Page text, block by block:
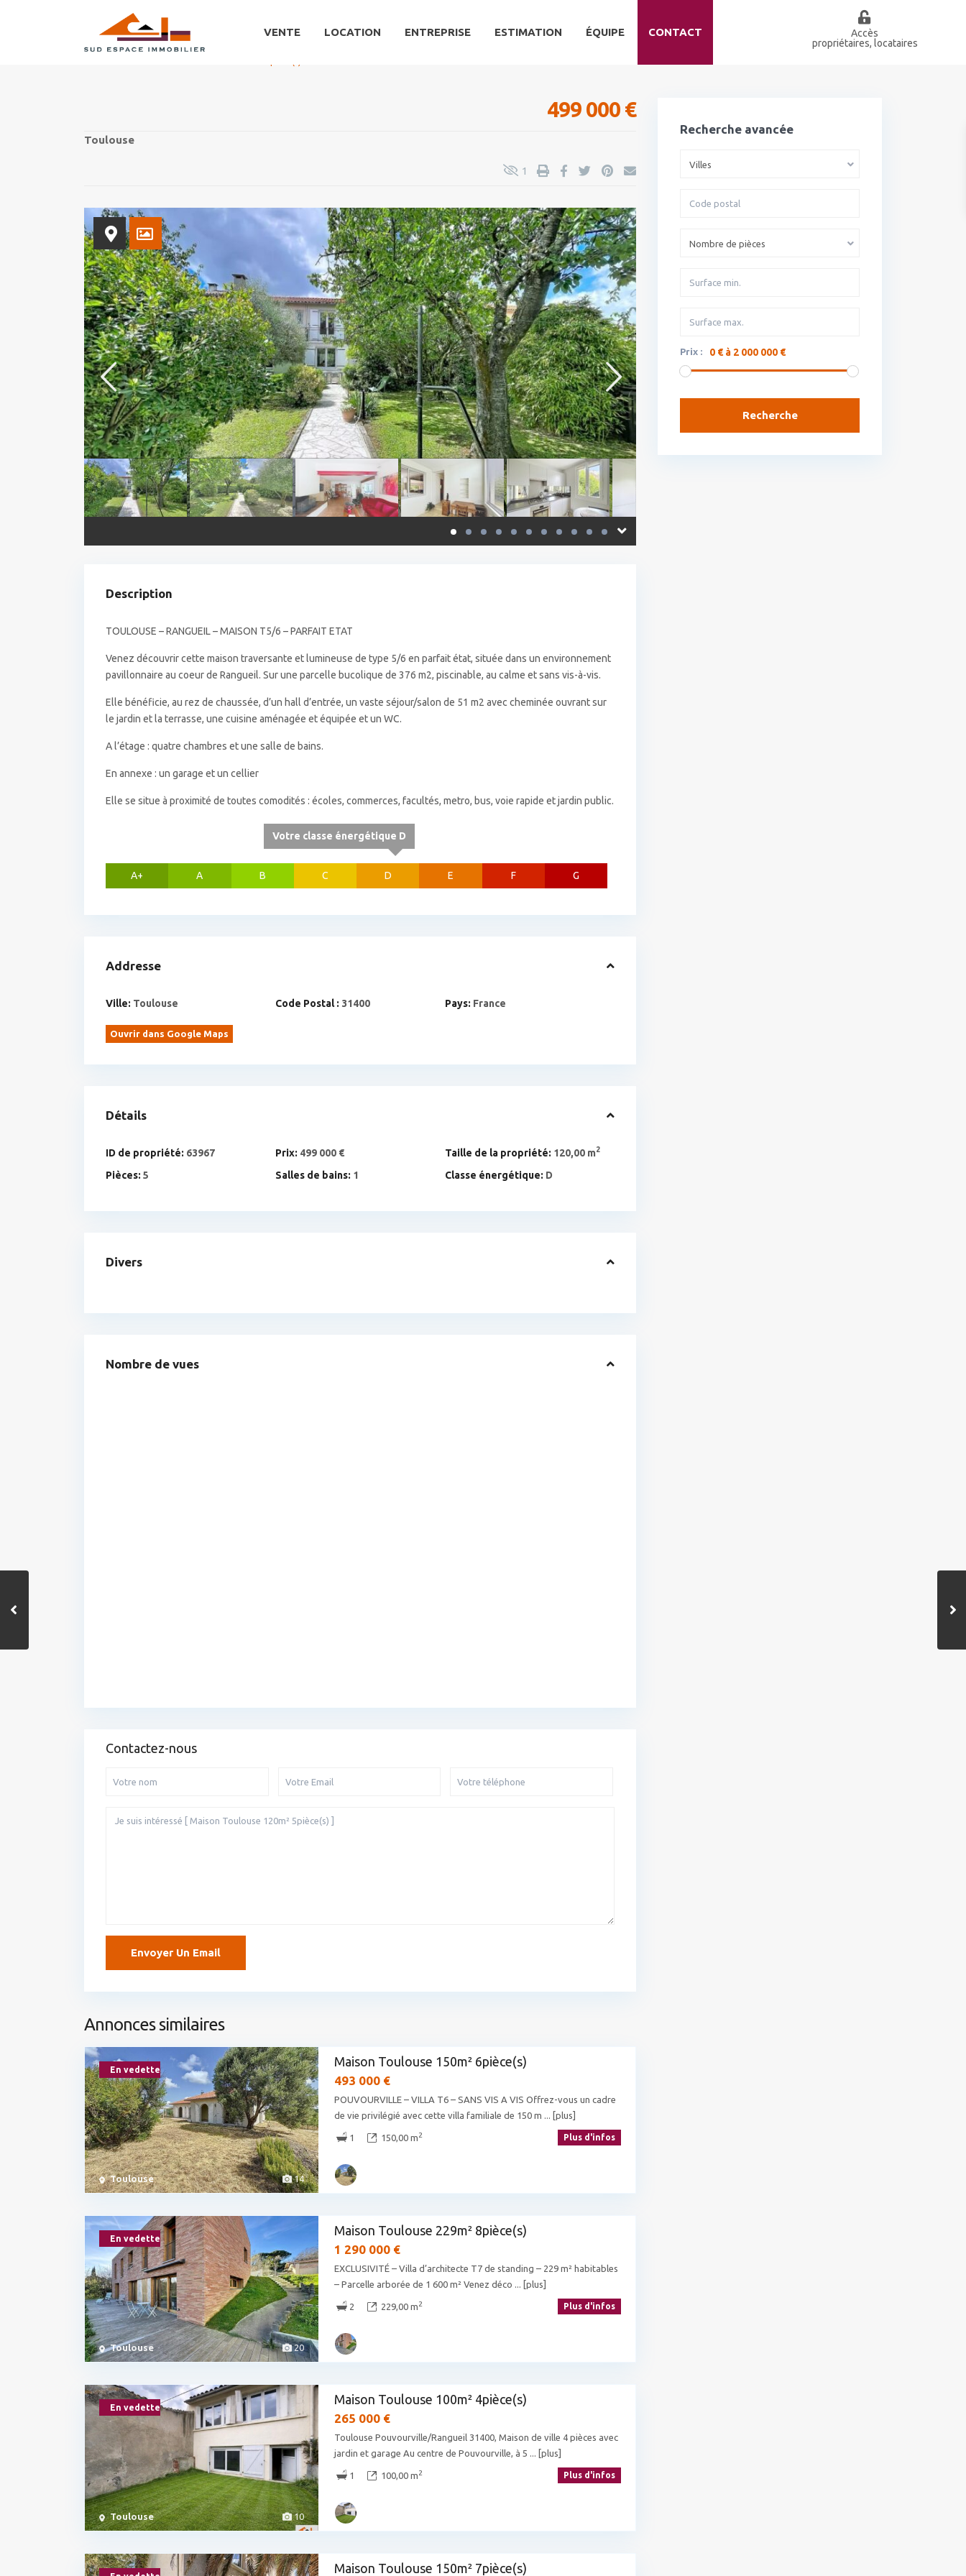
VENTE LOCATION ENTREPRISE ESTIMATION ÉQUIPE CONTACT
Accès
propriétaires, locataires
499 000 €
Toulouse
1
Description
TOULOUSE – RANGUEIL – MAISON T5/6 – PARFAIT ETAT
Venez découvrir cette maison traversante et lumineuse de type 5/6 en parfait état, située dans un environnement
pavillonnaire au coeur de Rangueil. Sur une parcelle bucolique de 376 m2, piscinable, au calme et sans vis-à-vis.
Elle bénéficie, au rez de chaussée, d’un hall d’entrée, un vaste séjour/salon de 51 m2 avec cheminée ouvrant sur
le jardin et la terrasse, une cuisine aménagée et équipée et un WC.
A l’étage : quatre chambres et une salle de bains.
En annexe : un garage et un cellier
Elle se situe à proximité de toutes comodités : écoles, commerces, facultés, metro, bus, voie rapide et jardin public.
A+ A B C
Votre classe énergétique D
D E F G
Addresse
Ville: Toulouse Code Postal : 31400 Pays: France
Ouvrir dans Google Maps
Détails
ID de propriété: 63967 Prix: 499 000 € Taille de la propriété: 120,00 m2
Pièces: 5 Salles de bains: 1 Classe énergétique: D
Divers
Nombre de vues
Contactez-nous
Annonces similaires
14
Toulouse
En vedette
Maison Toulouse 150m² 6pièce(s)
493 000 €
POUVOURVILLE – VILLA T6 – SANS VIS A VIS Offrez-vous un cadre
de vie privilégié avec cette villa familiale de 150 m
... [plus]
1 150,00 m2 Plus d'infos
20
Toulouse
En vedette
Maison Toulouse 229m² 8pièce(s)
1 290 000 €
EXCLUSIVITÉ – Villa d’architecte T7 de standing – 229 m² habitables
– Parcelle arborée de 1 600 m² Venez déco
... [plus]
2 229,00 m2 Plus d'infos
10
Toulouse
En vedette
Maison Toulouse 100m² 4pièce(s)
265 000 €
Toulouse Pouvourville/Rangueil 31400, Maison de ville 4 pièces avec
jardin et garage Au centre de Pouvourville, à 5
... [plus]
1 100,00 m2 Plus d'infos
Maison Toulouse 150m² 7pièce(s)
Recherche avancée
Villes
Nombre de pièces
Prix : 0 € à 2 000 000 €
Recherche